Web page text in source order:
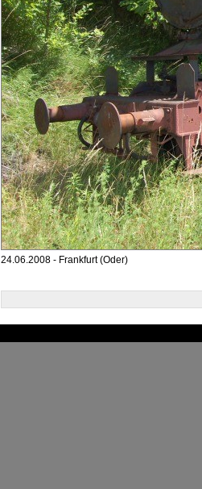
24.06.2008 - Frankfurt (Oder)